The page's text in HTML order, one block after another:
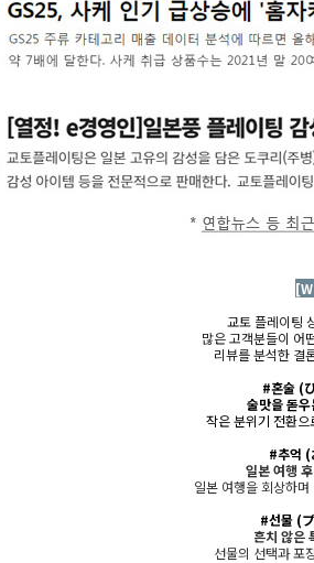
교토 플레이팅
많은 고객분들이 어
리뷰를 분석한 결
#혼술(
술맛을 돋
작은 분위기 전환
#추억 (
일본 여행
일본 여행을 회상하
#선물 (
흔치 않은
선물의 선택과 포